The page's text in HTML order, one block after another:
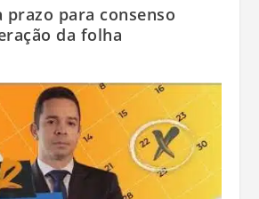
prazo para consenso
da folha